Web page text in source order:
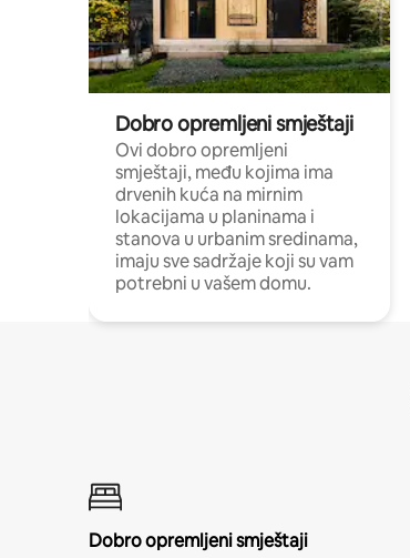
Dobro opremljeni smještaji
Ovi dobro opremljeni
smještaji, među kojima ima
drvenih kuća na mirnim
lokacijama u planinama i
stanova u urbanim sredinama,
imaju sve sadržaje koji su vam
potrebni u vašem domu.
Dobro opremljeni smještaji